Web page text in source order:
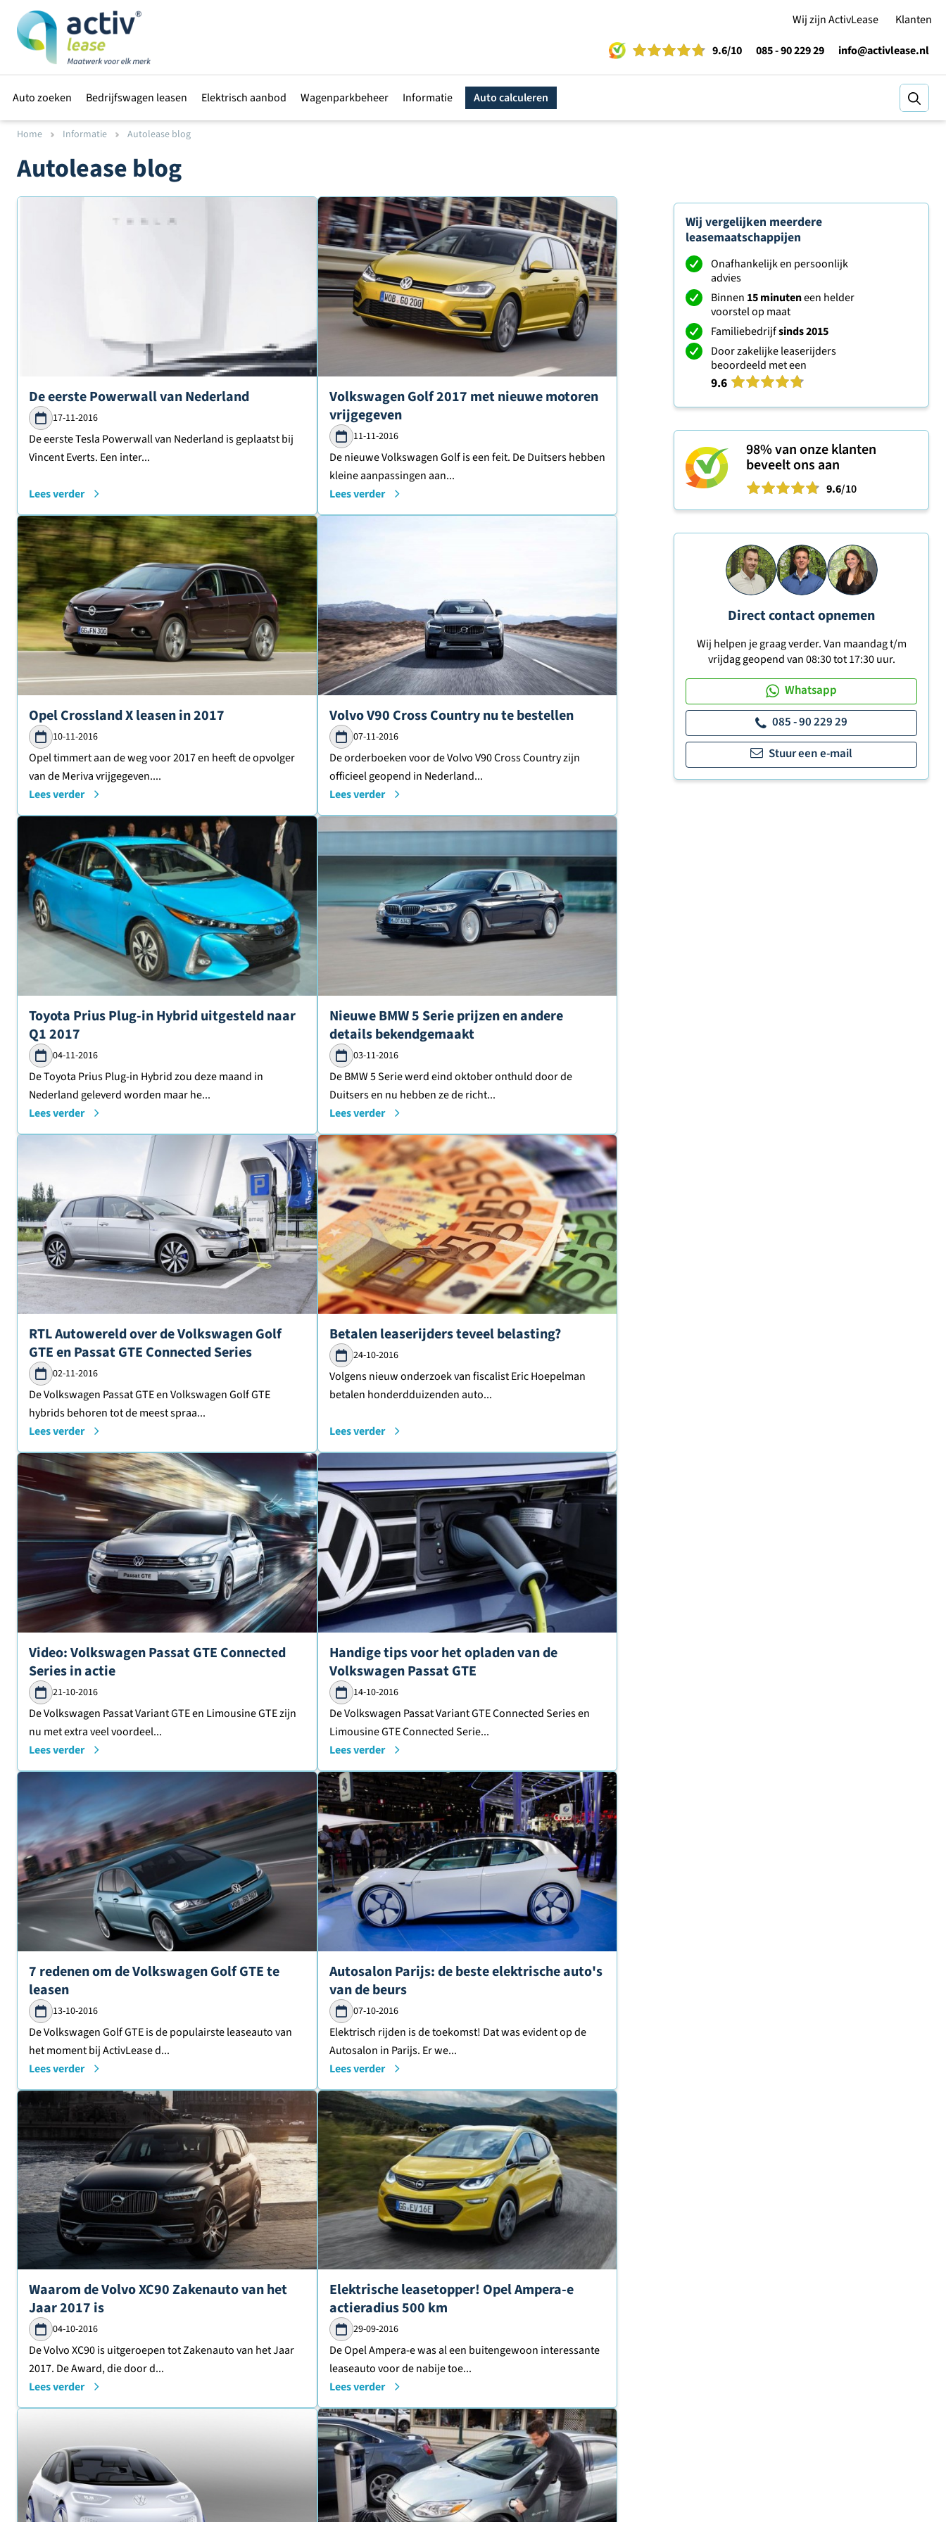
Wij zijn ActivLease
Klanten
9.6/10 085 - 90 229 29 info@activlease.nl
Auto zoeken Bedrijfswagen leasen Elektrisch aanbod Wagenparkbeheer Informatie Auto calculeren
Home Informatie Autolease blog
Autolease blog
Lees verder over
De eerste Powerwall van Nederland
17-11-2016
De eerste Tesla Powerwall van Nederland is geplaatst bij
Vincent Everts. Een inter...
Lees verder
Lees verder over
Volkswagen Golf 2017 met nieuwe motoren
vrijgegeven
11-11-2016
De nieuwe Volkswagen Golf is een feit. De Duitsers hebben
kleine aanpassingen aan...
Lees verder
Lees verder over
Opel Crossland X leasen in 2017
10-11-2016
Opel timmert aan de weg voor 2017 en heeft de opvolger
van de Meriva vrijgegeven....
Lees verder
Lees verder over
Volvo V90 Cross Country nu te bestellen
07-11-2016
De orderboeken voor de Volvo V90 Cross Country zijn
officieel geopend in Nederland...
Lees verder
Lees verder over
Toyota Prius Plug-in Hybrid uitgesteld naar
Q1 2017
04-11-2016
De Toyota Prius Plug-in Hybrid zou deze maand in
Nederland geleverd worden maar he...
Lees verder
Lees verder over
Nieuwe BMW 5 Serie prijzen en andere
details bekendgemaakt
03-11-2016
De BMW 5 Serie werd eind oktober onthuld door de
Duitsers en nu hebben ze de richt...
Lees verder
Lees verder over
RTL Autowereld over de Volkswagen Golf
GTE en Passat GTE Connected Series
02-11-2016
De Volkswagen Passat GTE en Volkswagen Golf GTE
hybrids behoren tot de meest spraa...
Lees verder
Lees verder over
Betalen leaserijders teveel belasting?
24-10-2016
Volgens nieuw onderzoek van fiscalist Eric Hoepelman
betalen honderdduizenden auto...
Lees verder
Lees verder over
Video: Volkswagen Passat GTE Connected
Series in actie
21-10-2016
De Volkswagen Passat Variant GTE en Limousine GTE zijn
nu met extra veel voordeel...
Lees verder
Lees verder over
Handige tips voor het opladen van de
Volkswagen Passat GTE
14-10-2016
De Volkswagen Passat Variant GTE Connected Series en
Limousine GTE Connected Serie...
Lees verder
Lees verder over
7 redenen om de Volkswagen Golf GTE te
leasen
13-10-2016
De Volkswagen Golf GTE is de populairste leaseauto van
het moment bij ActivLease d...
Lees verder
Lees verder over
Autosalon Parijs: de beste elektrische auto's
van de beurs
07-10-2016
Elektrisch rijden is de toekomst! Dat was evident op de
Autosalon in Parijs. Er we...
Lees verder
Lees verder over
Waarom de Volvo XC90 Zakenauto van het
Jaar 2017 is
04-10-2016
De Volvo XC90 is uitgeroepen tot Zakenauto van het Jaar
2017. De Award, die door d...
Lees verder
Lees verder over
Elektrische leasetopper! Opel Ampera-e
actieradius 500 km
29-09-2016
De Opel Ampera-e was al een buitengewoon interessante
leaseauto voor de nabije toe...
Lees verder
Wij vergelijken meerdere
leasemaatschappijen
Onafhankelijk en persoonlijk
advies
Binnen 15 minuteneen helder
voorstel op maat
Familiebedrijfsinds 2015
Door zakelijke leaserijders
beoordeeld met een
9.6
98%van onze klanten
beveelt ons aan
9.6/10
Direct contact opnemen
Wij helpen je graag verder. Van maandag t/m
vrijdag geopend van 08:30 tot 17:30 uur.
Whatsapp
085 - 90 229 29
Stuur een e-mail